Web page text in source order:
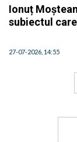
Ionuț
subiectul
27-07-2026, 14:55